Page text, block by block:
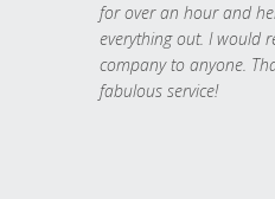
for over an hour and
everything out. I would
company to anyone.
fabulous service!